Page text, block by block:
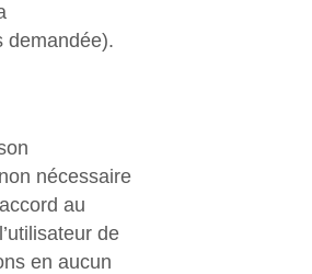
demandée).
nécessaire
au
de
en aucun